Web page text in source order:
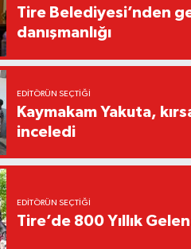
Tire Belediyesi’nden
danışmanlığı
EDITÖRÜN SEÇTIĞI
Kaymakam Yakuta,
inceledi
EDITÖRÜN SEÇTIĞI
Tire’de 800 Yıllık